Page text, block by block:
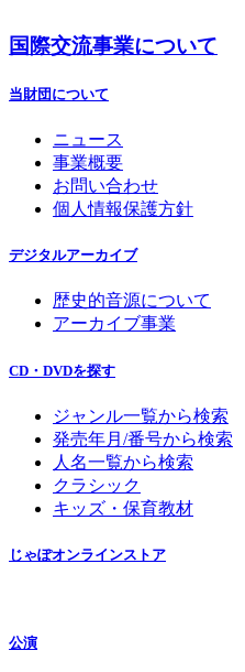
国際交流事業について
当財団について
ニュース
事業概要
お問い合わせ
個人情報保護方針
デジタルアーカイブ
歴史的音源について
アーカイブ事業
CD・DVDを探す
ジャンル一覧から検索
発売年月/番号から検索
人名一覧から検索
クラシック
キッズ・保育教材
じゃぽオンラインストア
公演